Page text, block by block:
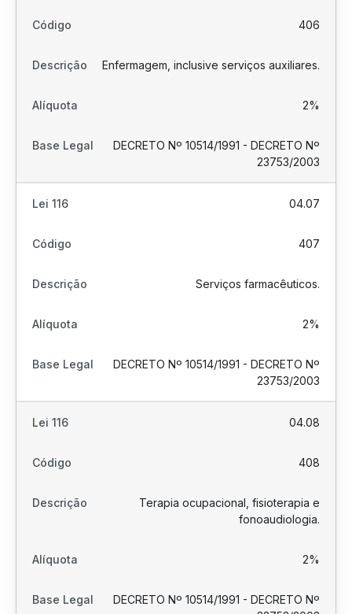
406
Enfermagem, inclusive serviços auxiliares.
2%
DECRETO Nº 10514/1991 - DECRETO Nº
23753/2003
04.07
407
Serviços farmacêuticos.
2%
DECRETO Nº 10514/1991 - DECRETO Nº
23753/2003
04.08
408
Terapia ocupacional, fisioterapia e
fonoaudiologia.
2%
DECRETO Nº 10514/1991 - DECRETO Nº